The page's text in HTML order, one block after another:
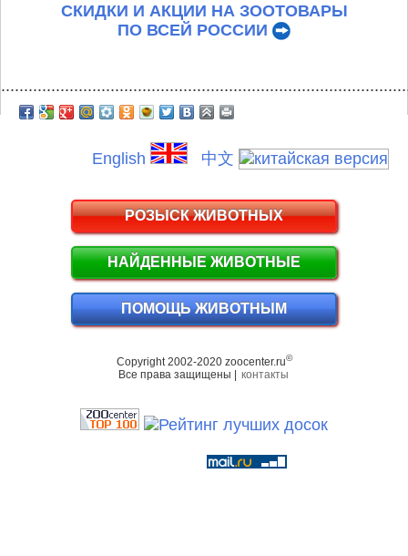
СКИДКИ И АКЦИИ НА ЗООТОВАРЫ
ПО ВСЕЙ РОССИИ
English 中文
РОЗЫСК ЖИВОТНЫХ
НАЙДЕННЫЕ ЖИВОТНЫЕ
ПОМОЩЬ ЖИВОТНЫМ
Copyright 2002-2020 zoocenter.ru©
Все права защищены | контакты